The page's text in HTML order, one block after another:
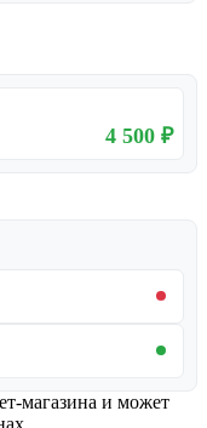
4 500 ₽
магазина и может